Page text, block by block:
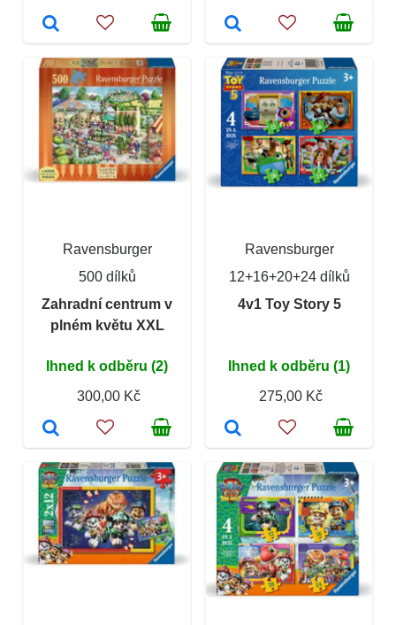
Ravensburger
500 dílků
Zahradní centrum v
plném květu XXL
Ihned k odběru (2)
300,00 Kč
Ravensburger
12+16+20+24 dílků
4v1 Toy Story 5
Ihned k odběru (1)
275,00 Kč